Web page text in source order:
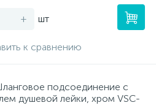
+ шт
к сравнению
подсоединение с
душевой лейки, хром VSC-